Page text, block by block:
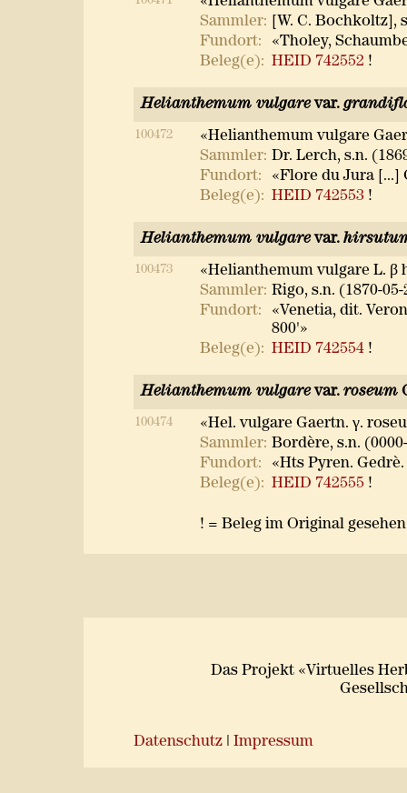
Sammler:
[W. C. Bochkoltz],
Fundort:
«Tholey,
Beleg(e): HEID 742552 !
Helianthemum vulgarevar.
100472
«Helianthemum vulgare
Sammler: Dr. Lerch, s.n.
Fundort:
«Flore du Jura [...]
Beleg(e): HEID 742553 !
Helianthemum vulgarevar.
100473
«Helianthemum vulgare L. β
Sammler: Rigo, s.n. (1870-05-
Fundort:
«Venetia, dit.
800'»
Beleg(e): HEID 742554 !
Helianthemum vulgarevar. roseum
100474
«Hel. vulgare Gaertn. γ.
Sammler: Bordère, s.n.
Fundort:
«Hts Pyren. Gedrè.
Beleg(e): HEID 742555 !
! = Beleg im Original gesehen
Das Projekt «Virtuelles
Datenschutz Impressum